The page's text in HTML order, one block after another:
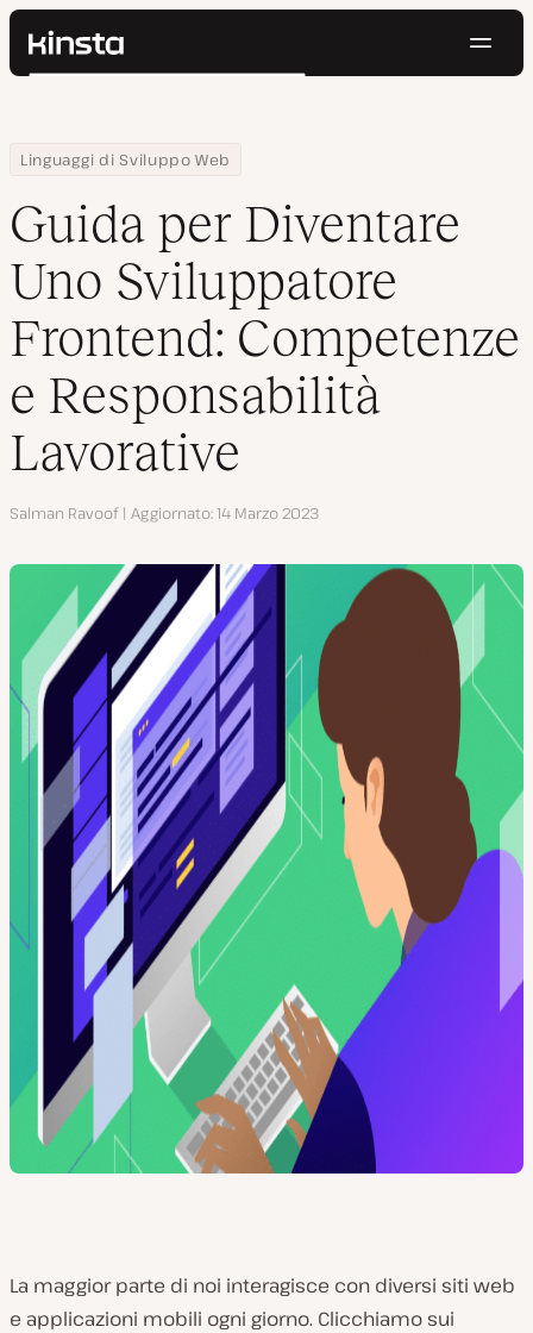
Kinsta®
Prezzi
Contatti
Cerca
Home
Centro Risorse
Blog
Linguaggi di Sviluppo Web
Guida per Diventare Uno Sviluppatore Frontend: Competenze e
Guida per Diventare
Uno Sviluppatore
Frontend: Competenze
e Responsabilità
Lavorative
Autore
Salman Ravoof Aggiornato 14 Marzo 2023
La maggior parte di noi interagisce con diversi siti web
e applicazioni mobili ogni giorno. Clicchiamo sui